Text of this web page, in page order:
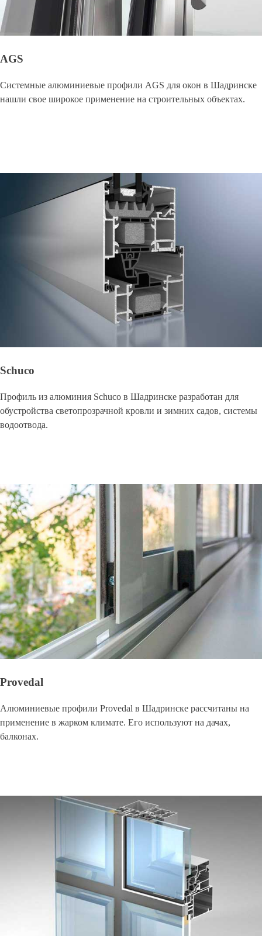
AGS
Системные алюминиевые профили AGS для окон в Шадринске
нашли свое широкое применение на строительных объектах.
Schuco
Профиль из алюминия Schuco в Шадринске разработан для
обустройства светопрозрачной кровли и зимних садов, системы
водоотвода.
Provedal
Алюминиевые профили Provedal в Шадринске рассчитаны на
применение в жарком климате. Его используют на дачах,
балконах.